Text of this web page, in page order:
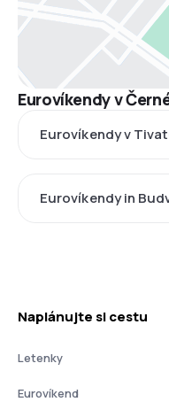
Eurovíkendy v
Eurovíkendy v
Eurovíkendy in
Naplánujte si cestu
Letenky
Eurovíkend